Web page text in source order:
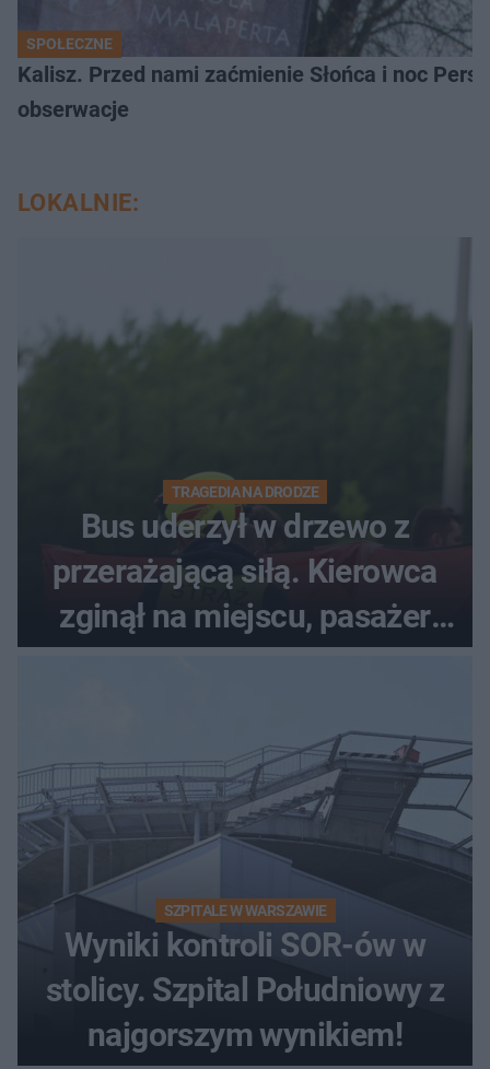
SPOŁECZNE
Kalisz. Przed nami zaćmienie Słońca i noc
obserwacje
LOKALNIE:
TRAGEDIA NA DRODZE
Bus uderzył w drzewo z
przerażającą siłą. Kierowca
zginął na miejscu, pasażer
walczy o życie
SZPITALE W WARSZAWIE
Wyniki kontroli SOR-ów w
stolicy. Szpital Południowy z
najgorszym wynikiem!